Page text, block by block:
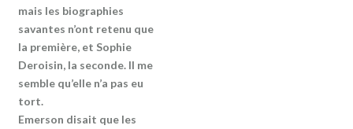
mais les biographies
savantes n’ont retenu que
la première, et Sophie
Deroisin, la seconde. Il me
semble qu’elle n’a pas eu
tort.
Emerson disait que les